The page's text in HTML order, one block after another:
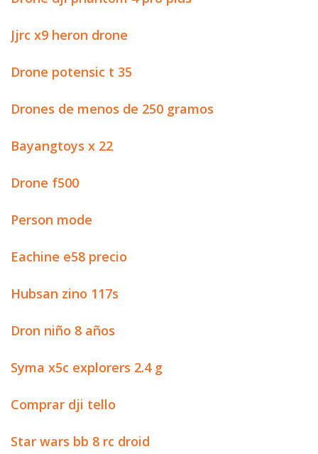
Jjrc x9 heron drone
Drone potensic t 35
Drones de menos de 250 gramos
Bayangtoys x 22
Drone f500
Person mode
Eachine e58 precio
Hubsan zino 117s
Dron niño 8 años
Syma x5c explorers 2.4 g
Comprar dji tello
Star wars bb 8 rc droid